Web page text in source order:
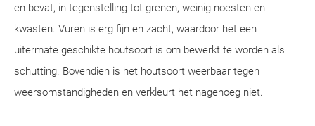
en bevat, in tegenstelling tot grenen, weinig noesten en
kwasten. Vuren is erg fijn en zacht, waardoor het een
uitermate geschikte houtsoort is om bewerkt te worden als
schutting. Bovendien is het houtsoort weerbaar tegen
weersomstandigheden en verkleurt het nagenoeg niet.